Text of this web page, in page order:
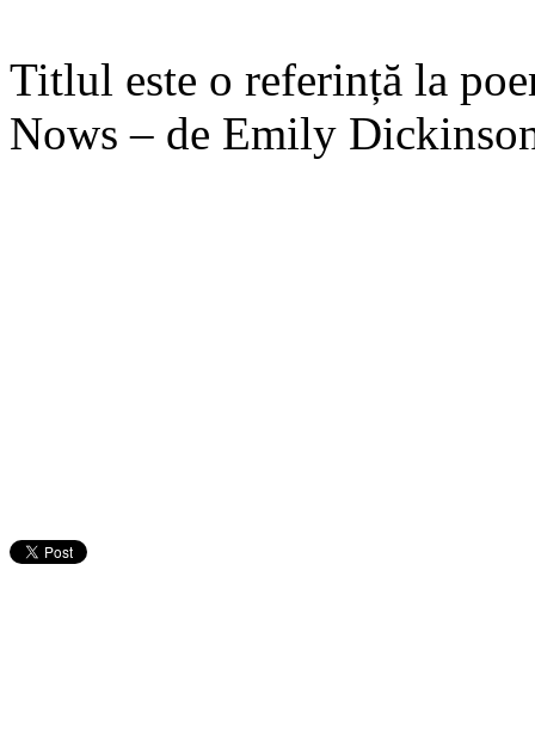
Titlul este o referință la
Nows – de Emily